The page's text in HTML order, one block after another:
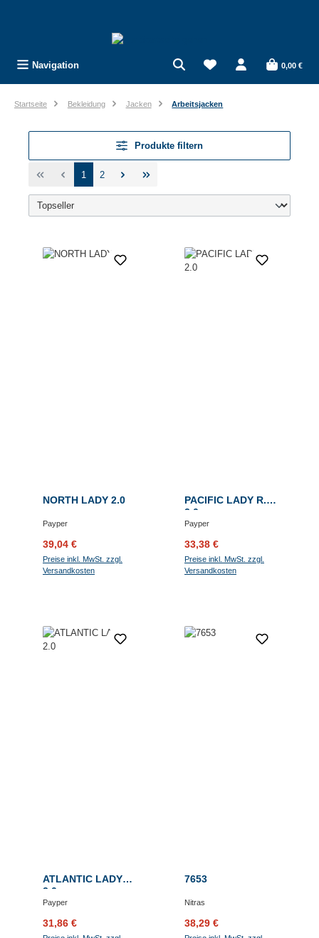
Navigation 0,00 €
Startseite Bekleidung Jacken Arbeitsjacken
Produkte filtern
Seite
1 Seite
2
NORTH LADY 2.0
Payper
Verkaufspreis:
39,04 €
Preise inkl. MwSt. zzgl.
Versandkosten
PACIFIC LADY R.
2.0
Payper
Verkaufspreis:
33,38 €
Preise inkl. MwSt. zzgl.
Versandkosten
ATLANTIC LADY
2.0
Payper
Verkaufspreis:
31,86 €
7653
Nitras
Verkaufspreis:
38,29 €